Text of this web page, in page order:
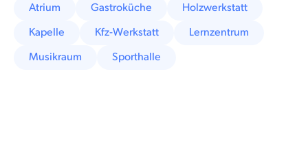
Atrium Gastroküche
Holzwerkstatt
Kapelle
Kfz-Werkstatt
Lernzentrum
Musikraum
Sporthalle